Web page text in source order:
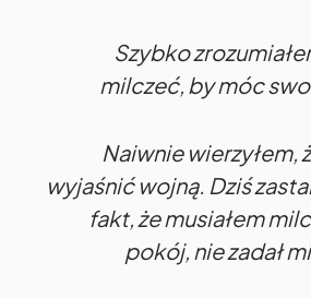
Szybko
milczeć, by móc
Naiwnie wierzyłem,
wyjaśnić wojną. Dziś
fakt, że musiałem
pokój, nie zadał